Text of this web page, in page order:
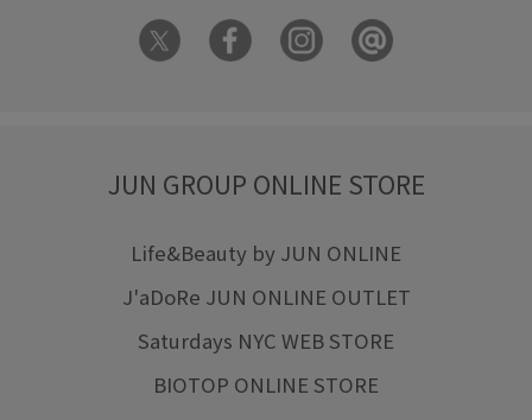
JUN GROUP ONLINE STORE
Life&Beauty by JUN ONLINE
J'aDoRe JUN ONLINE OUTLET
Saturdays NYC WEB STORE
BIOTOP ONLINE STORE